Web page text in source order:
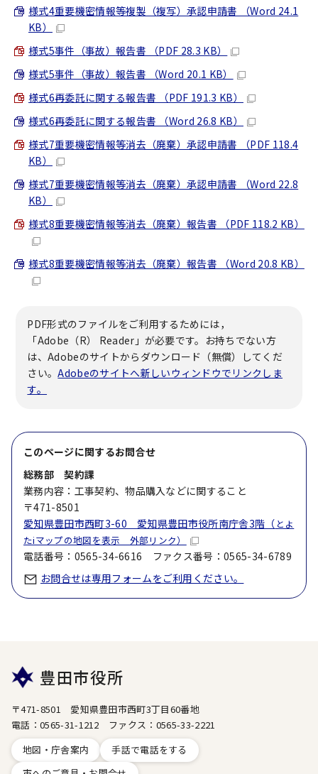
様式4重要機密情報等複製（複写）承認申請書 （Word 24.1
KB）
様式5事件（事故）報告書 （PDF 28.3 KB）
様式5事件（事故）報告書 （Word 20.1 KB）
様式6再委託に関する報告書 （PDF 191.3 KB）
様式6再委託に関する報告書 （Word 26.8 KB）
様式7重要機密情報等消去（廃棄）承認申請書 （PDF 118.4
KB）
様式7重要機密情報等消去（廃棄）承認申請書 （Word 22.8
KB）
様式8重要機密情報等消去（廃棄）報告書 （PDF 118.2 KB）
様式8重要機密情報等消去（廃棄）報告書 （Word 20.8 KB）
PDF形式のファイルをご利用するためには，
「Adobe（R） Reader」が必要です。お持ちでない方
は、Adobeのサイトからダウンロード（無償）してくだ
さい。Adobeのサイトへ新しいウィンドウでリンクしま
す。
このページに関するお問合せ
総務部 契約課
業務内容：工事契約、物品購入などに関すること
〒471-8501
愛知県豊田市西町3-60 愛知県豊田市役所南庁舎3階（ とよ
たiマップの地図を表示 外部リンク）
電話番号：0565-34-6616 ファクス番号：0565-34-6789
お問合せは専用フォームをご利用ください。
豊田市役所
〒471-8501 愛知県豊田市西町3丁目60番地
電話：0565-31-1212 ファクス：0565-33-2221
地図・庁舎案内
手話で電話をする